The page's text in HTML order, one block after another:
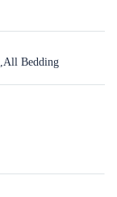
,All Bedding